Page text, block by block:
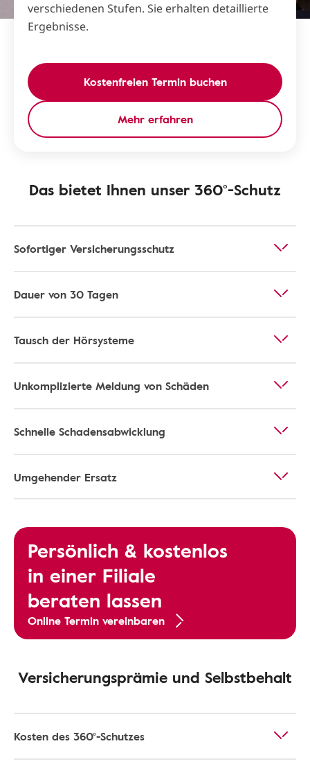
verschiedenen Stufen. Sie erhalten detaillierte
Ergebnisse.
Kostenfreien Termin buchen
Mehr erfahren
Das bietet Ihnen unser 360°-Schutz
Sofortiger Versicherungsschutz
Dauer von 30 Tagen
Tausch der Hörsysteme
Unkomplizierte Meldung von Schäden
Schnelle Schadensabwicklung
Umgehender Ersatz
Persönlich & kostenlos
in einer Filiale
beraten lassen
Online Termin vereinbaren
Versicherungsprämie und Selbstbehalt
Kosten des 360°-Schutzes